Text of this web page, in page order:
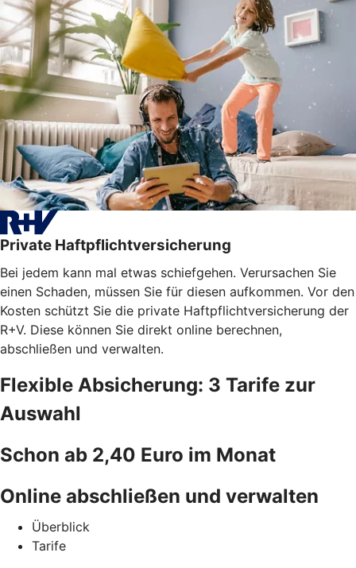
Private Haftpflichtversicherung
Bei jedem kann mal etwas schiefgehen. Verursachen Sie
einen Schaden, müssen Sie für diesen aufkommen. Vor den
Kosten schützt Sie die private Haftpflichtversicherung der
R+V. Diese können Sie direkt online berechnen,
abschließen und verwalten.
Flexible Absicherung: 3 Tarife zur
Auswahl
Schon ab 2,40 Euro im Monat
Online abschließen und verwalten
Überblick
Tarife